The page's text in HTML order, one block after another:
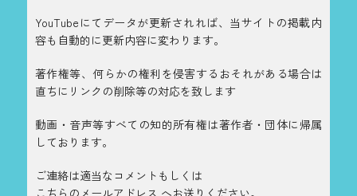
YouTubeにてデータが更新されれば、当サイトの掲載内
容も自動的に更新内容に変わります。
著作権等、何らかの権利を侵害するおそれがある場合は
直ちにリンクの削除等の対応を致します
動画・音声等すべての知的所有権は著作者・団体に帰属
しております。
ご連絡は適当なコメントもしくは